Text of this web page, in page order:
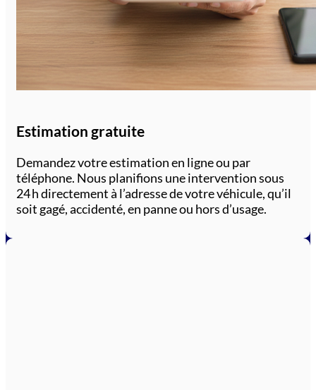
Estimation gratuite
Demandez votre estimation en ligne ou par
téléphone. Nous planifions une intervention sous
24 h directement à l’adresse de votre véhicule, qu’il
soit gagé, accidenté, en panne ou hors d’usage.